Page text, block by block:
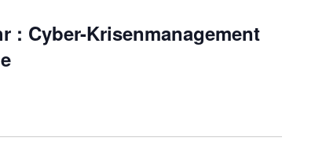
: Cyber-Krisenmanagement